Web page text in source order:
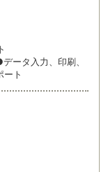
タ入力、印刷、
ト